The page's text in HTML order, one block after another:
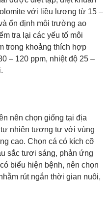
với liều lượng từ 15 –
ổn định môi trường ao
tra lại các yếu tố môi
trong khoảng thích hợp
– 120 ppm, nhiệt độ 25 –
nên chọn giống tại địa
nhiên tương tự với vùng
cao. Chọn cá có kích cỡ
sắc tươi sáng, phản ứng
biểu hiện bệnh, nên chọn
rút ngắn thời gian nuôi,